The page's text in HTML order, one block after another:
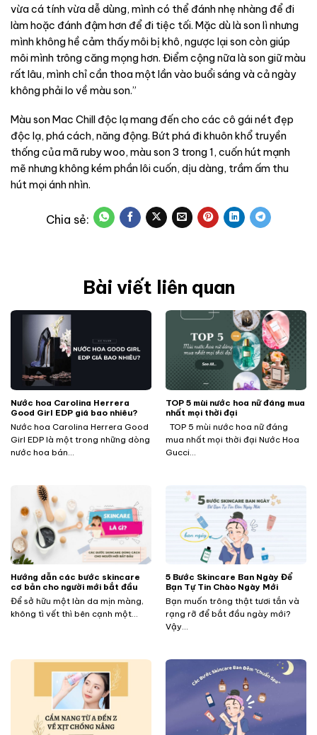
vừa cá tính vừa dễ dùng, mình có thể đánh nhẹ nhàng để đi
làm hoặc đánh đậm hơn để đi tiệc tối. Mặc dù là son lì nhưng
mình không hề cảm thấy môi bị khô, ngược lại son còn giúp
môi mình trông căng mọng hơn. Điểm cộng nữa là son giữ màu
rất lâu, mình chỉ cần thoa một lần vào buổi sáng và cả ngày
không phải lo về màu son.”
Màu son Mac Chill độc lạ mang đến cho các cô gái nét đẹp
độc lạ, phá cách, năng động. Bứt phá đi khuôn khổ truyền
thống của mã ruby woo, màu son 3 trong 1, cuốn hút mạnh
mẽ nhưng không kém phần lôi cuốn, dịu dàng, trầm ấm thu
hút mọi ánh nhìn.
Bài viết liên quan
Nước hoa Carolina Herrera
Good Girl EDP giá bao nhiêu?
Nước hoa Carolina Herrera Good
Girl EDP là một trong những dòng
nước hoa bán...
TOP 5 mùi nước hoa nữ đáng mua
nhất mọi thời đại
TOP 5 mùi nước hoa nữ đáng
mua nhất mọi thời đại Nước Hoa
Gucci...
Hướng dẫn các bước skincare
cơ bản cho người mới bắt đầu
Để sở hữu một làn da mịn màng,
không tì vết thì bên cạnh một...
5 Bước Skincare Ban Ngày Để
Bạn Tự Tin Chào Ngày Mới
Bạn muốn trông thật tươi tắn và
rạng rỡ để bắt đầu ngày mới?
Vậy...